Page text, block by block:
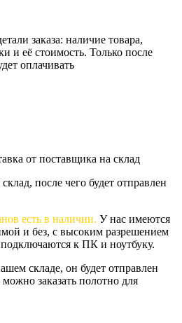
заказа: наличие товара,
и её стоимость. Только после
оплачивать
от поставщика на склад
после чего будет отправлен
есть в наличии. У нас имеются
и без, с высоким разрешением
к ПК и ноутбуку.
складе, он будет отправлен
заказать полотно для